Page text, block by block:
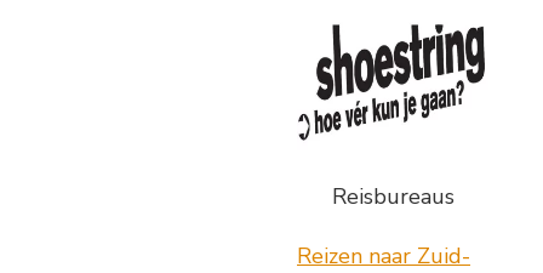
Reisbureaus
Reizen naar Zuid-